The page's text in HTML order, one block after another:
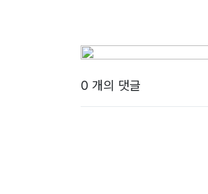
0 개의 댓글